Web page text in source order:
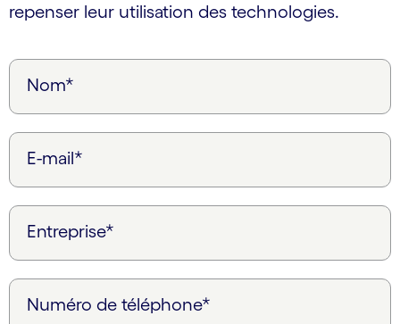
repenser leur utilisation des technologies.
Nom*
E-mail*
Entreprise*
Numéro de téléphone*